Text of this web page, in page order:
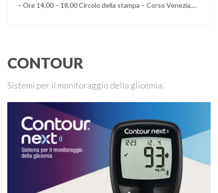
– Ore 14,00 – 18,00 Circolo della stampa – Corso Venezia,
CONTOUR
Sistemi per il monitoraggio della glicemia.